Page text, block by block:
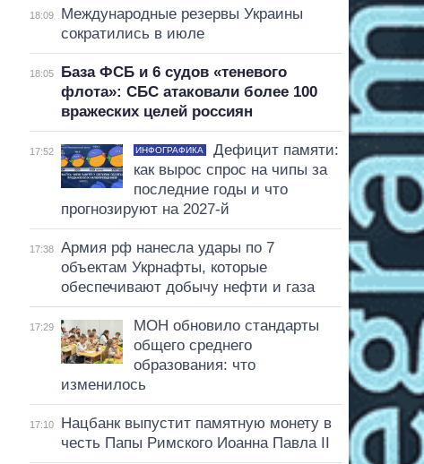
18:09
Международные резервы Украины
сократились в июле
18:05
База ФСБ и 6 судов «теневого
флота»: СБС атаковали более 100
вражеских целей россиян
17:52 ИНФОГРАФИКА
Дефицит памяти:
как вырос спрос на чипы за
последние годы и что
прогнозируют на 2027-й
17:38
Армия рф нанесла удары по 7
объектам Укрнафты, которые
обеспечивают добычу нефти и газа
17:29
МОН обновило стандарты
общего среднего
образования: что
изменилось
17:10
Нацбанк выпустит памятную монету в
честь Папы Римского Иоанна Павла II